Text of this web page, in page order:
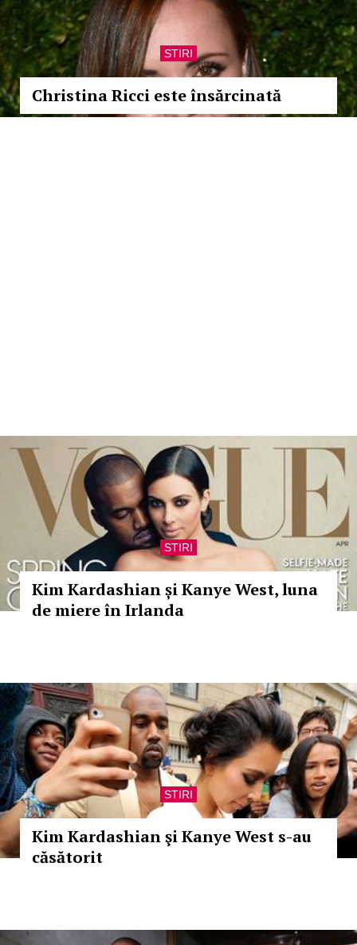
STIRI
Christina Ricci este însărcinată
STIRI
Kim Kardashian și Kanye West, luna
de miere în Irlanda
STIRI
Kim Kardashian şi Kanye West s-au
căsătorit